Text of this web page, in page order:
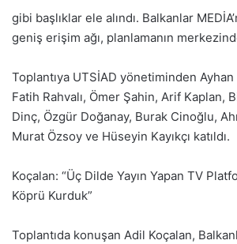
gibi başlıklar ele alındı. Balkanlar
geniş erişim ağı, planlamanın
Toplantıya UTSİAD yönetiminden
Fatih Rahvalı, Ömer Şahin, Arif Kaplan,
Dinç, Özgür Doğanay, Burak Cinoğlu,
Murat Özsoy ve Hüseyin Kayıkçı katıldı.
Koçalan: “Üç Dilde Yayın Yapan TV
Köprü Kurduk”
Toplantıda konuşan Adil Koçalan,